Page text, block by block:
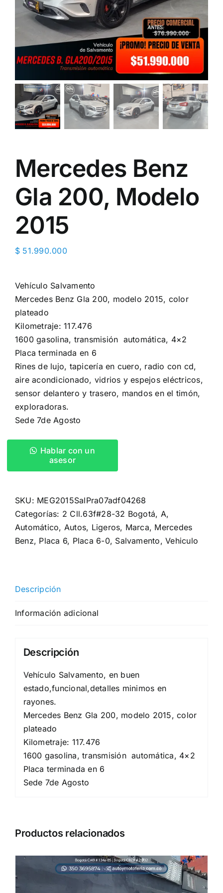
Mercedes Benz
Gla 200, Modelo
2015
$ 51.990.000
Vehículo Salvamento
Mercedes Benz Gla 200, modelo 2015, color
plateado
Kilometraje: 117.476
1600 gasolina, transmisión automática, 4×2
Placa terminada en 6
Rines de lujo, ️tapicería en cuero, radio con cd,️
aire acondicionado, vidrios y espejos eléctricos,️
sensor delantero y trasero,️ mandos en el timón,
exploradoras.
Sede 7de Agosto
Hablar con un
asesor
SKU: MEG2015SalPra07adf04268
Categorías: 2 Cll.63f#28-32 Bogotá, A,
Automático, Autos, Ligeros, Marca, Mercedes
Benz, Placa 6, Placa 6-0, Salvamento,Vehiculo
Descripción
Información adicional
Descripción
Vehículo Salvamento, en buen
estado,funcional,detalles minimos en
rayones.
Mercedes Benz Gla 200, modelo 2015, color
plateado
Kilometraje: 117.476
1600 gasolina, transmisión automática, 4×2
Placa terminada en 6
Sede 7de Agosto
Productos relacionados